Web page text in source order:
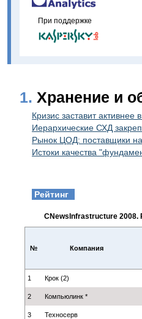
При поддержке
1. Хранение и
Кризис заставит
Иерархические СХД
Рынок ЦОД: поставщики
Истоки качества
Рейтинг
CNewsInfrastructure 2008.
№ Компания
1 Крок (2)
2 Компьюлинк *
3 Техносерв